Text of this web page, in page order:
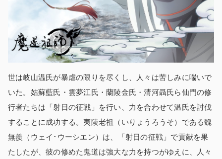
世は岐山温氏が暴虐の限りを尽くし、人々は苦しみに喘いで
いた。姑蘇藍氏・雲夢江氏・蘭陵金氏・清河聶氏ら仙門の修
行者たちは「射日の征戦」を行い、力を合わせて温氏を討伐
することに成功する。夷陵老祖（いりょうろうそ）である魏
無羨（ウェイ･ウーシエン）は、「射日の征戦」で貢献を果
たしたが、彼の修めた鬼道は強大な力を持つがゆえに、人々